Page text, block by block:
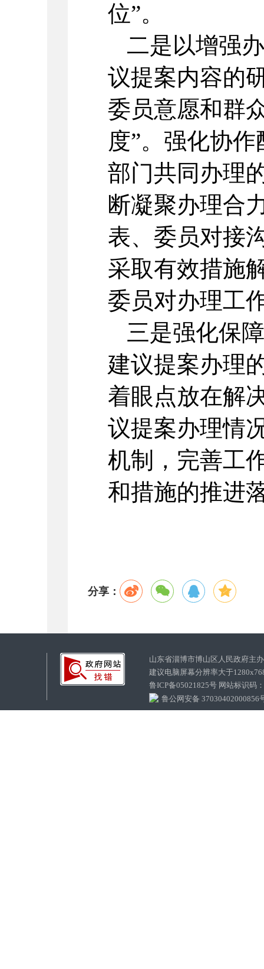
位”。
二是以增强
议提案内容的
委员意愿和群
度”。强化协
部门共同办理
断凝聚办理合
表、委员对接
采取有效措施
委员对办理工
三是强化保
建议提案办理
着眼点放在解
议提案办理情
机制，完善工
和措施的推进
分享：
山东省淄博市博山区人民政府
建议电脑屏幕分辨率大于
鲁ICP备05021825号 网站标识码
鲁公网安备 37030402000856